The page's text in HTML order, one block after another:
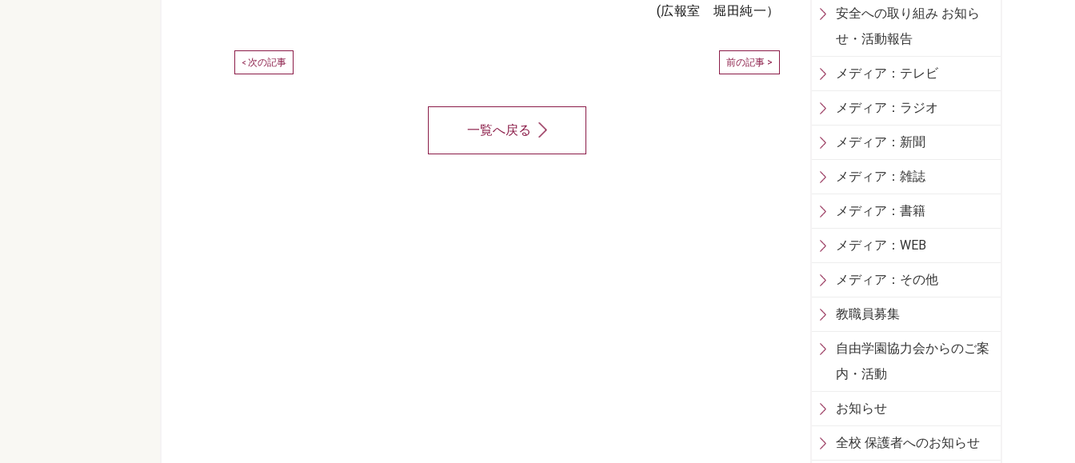
(広報室 堀田純一）
< 次の記事 前の記事 >
一覧へ戻る
安全への取り組み お知ら
せ・活動報告
メディア：テレビ
メディア：ラジオ
メディア：新聞
メディア：雑誌
メディア：書籍
メディア：WEB
メディア：その他
教職員募集
自由学園協力会からのご案
内・活動
お知らせ
全校 保護者へのお知らせ